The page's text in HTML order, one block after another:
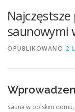
saunowymi
OPUBLIKOWANO 2
Sauna w polskim domu,